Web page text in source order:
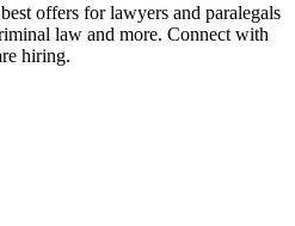
offers for lawyers and paralegals
law and more. Connect with
hiring.